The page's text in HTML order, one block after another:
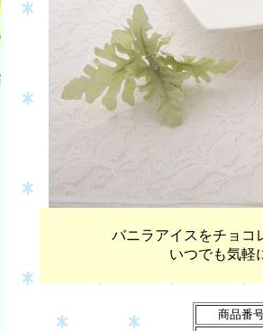
バニラアイスをチョコ
いつでも気軽
商品番